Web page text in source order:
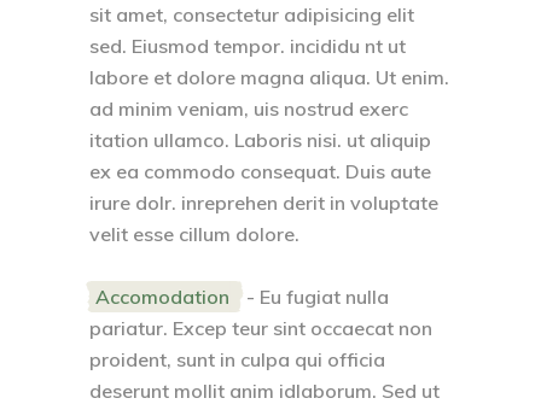
sit amet, consectetur adipisicing elit
sed. Eiusmod tempor. incididu nt ut
labore et dolore magna aliqua. Ut enim.
ad minim veniam, uis nostrud exerc
itation ullamco. Laboris nisi. ut aliquip
ex ea commodo consequat. Duis aute
irure dolr. inreprehen derit in voluptate
velit esse cillum dolore.
Accomodation - Eu fugiat nulla
pariatur. Excep teur sint occaecat non
proident, sunt in culpa qui officia
deserunt mollit anim idlaborum. Sed ut